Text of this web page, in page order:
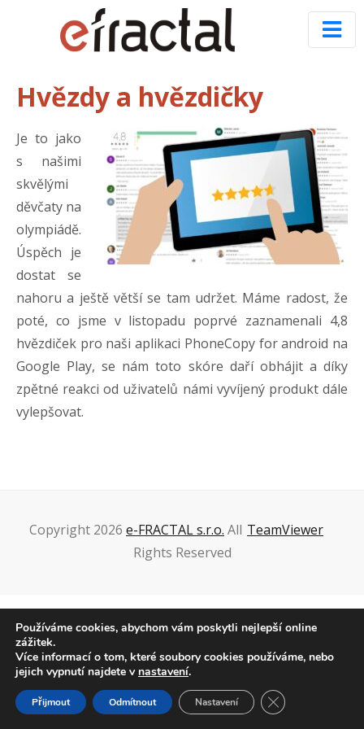
Hvězdy a hvězdičky
Je to jako
s našimi
skvělými
děvčaty na
olympiádě.
Úspěch je
dostat se
nahoru a ještě větší se tam udržet. Máme radost, že
poté, co jsme v listopadu poprvé zaznamenali 4,8
hvězdiček pro naši aplikaci PhoneCopy for android na
Google Play, se nám toto skóre daří obhájit a díky
zpětné reakci od uživatelů námi vyvíjený produkt dále
vylepšovat.
TeamViewer
Copyright 2026 e-FRACTAL s.r.o. All
Rights Reserved
Používáme cookies, abychom vám poskytli nejlepší online
zážitek.
Více informací o tom, které soubory cookies používáme, nebo
jejich vypnutí najdete v nastavení.
Přijmout Odmítnout Nastavení Zavřít cookie lištu